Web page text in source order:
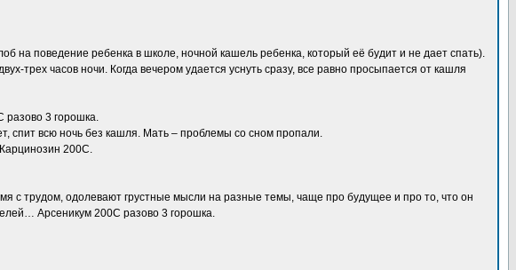
на поведение ребенка в школе, ночной кашель ребенка, который её будит и не дает спать).
трех часов ночи. Когда вечером удается уснуть сразу, все равно просыпается от кашля
разово 3 горошка.
спит всю ночь без кашля. Мать – проблемы со сном пропали.
200С.
с трудом, одолевают грустные мысли на разные темы, чаще про будущее и про то, что он
Арсеникум 200С разово 3 горошка.